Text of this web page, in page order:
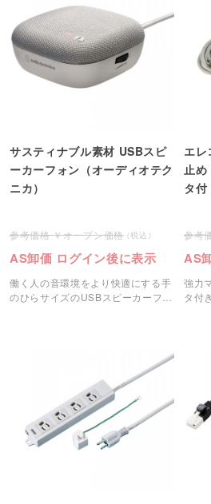
サスティナブル素材 USBスピ
ーカーフォン（オーディオテク
ニカ）
オープン価格
AS卸価 ログイン後に表示
働く人の音環境をより快適にする手
のひらサイズのUSBスピーカーフォ
エ
止
タ
AS
強力
タ付